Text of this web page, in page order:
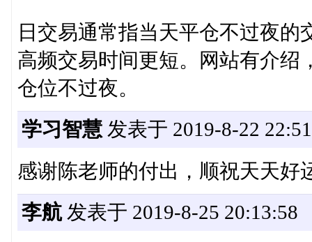
日交易通常指当天平仓不过夜的
高频交易时间更短。网站有介绍
仓位不过夜。
学习智慧发表于 2019-8-22
感谢陈老师的付出，顺祝天天好
李航发表于 2019-8-25 20:13:58